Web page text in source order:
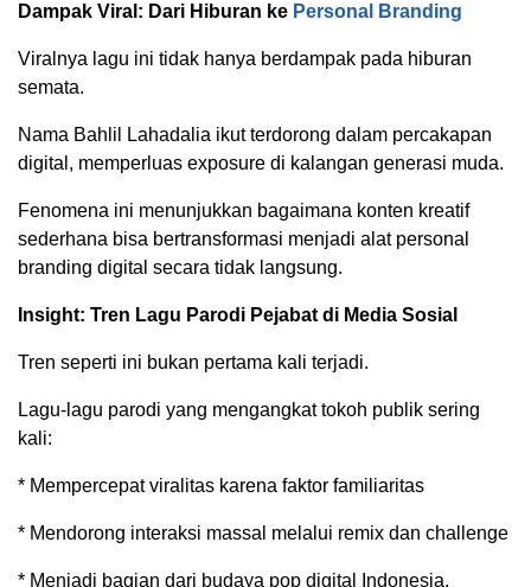
Dampak Viral: Dari Hiburan ke Personal Branding
Viralnya lagu ini tidak hanya berdampak pada hiburan
semata.
Nama Bahlil Lahadalia ikut terdorong dalam percakapan
digital, memperluas exposure di kalangan generasi muda.
Fenomena ini menunjukkan bagaimana konten kreatif
sederhana bisa bertransformasi menjadi alat personal
branding digital secara tidak langsung.
Insight: Tren Lagu Parodi Pejabat di Media Sosial
Tren seperti ini bukan pertama kali terjadi.
Lagu-lagu parodi yang mengangkat tokoh publik sering
kali:
* Mempercepat viralitas karena faktor familiaritas
* Mendorong interaksi massal melalui remix dan challenge
* Menjadi bagian dari budaya pop digital Indonesia.